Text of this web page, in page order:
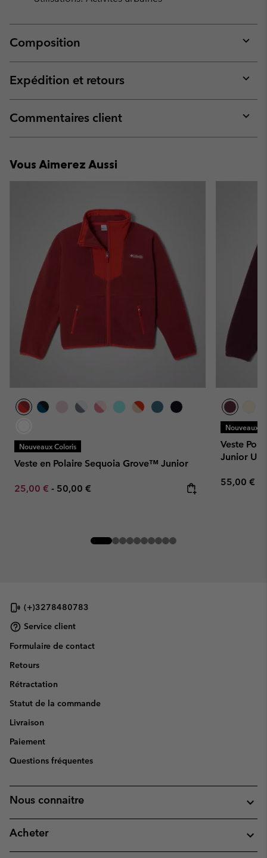
Composition
or
Expédition et retours
or
Commentaires client
or
Vous Aimerez Aussi
Nouveaux Coloris
Veste en Polaire Sequoia Grove™ Junior
Minimum sale price:
25,00 € - Maximum price:
50,00 €
Nouveaux
Veste
Junior
Regular
55,00 €
(+)3278480783
Service client
Formulaire de contact
Retours
Rétractation
Statut de la commande
Livraison
Paiement
Questions fréquentes
Nous connaitre
Acheter